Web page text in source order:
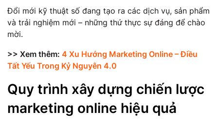
Đổi mới kỹ thuật số đang tạo ra các dịch vụ, sản phẩm
và trải nghiệm mới – những thứ thực sự đáng để chào
mời.
>> Xem thêm: 4 Xu Hướng Marketing Online – Điều
Tất Yếu Trong Kỷ Nguyên 4.0
Quy trình xây dựng chiến lược
marketing online hiệu quả